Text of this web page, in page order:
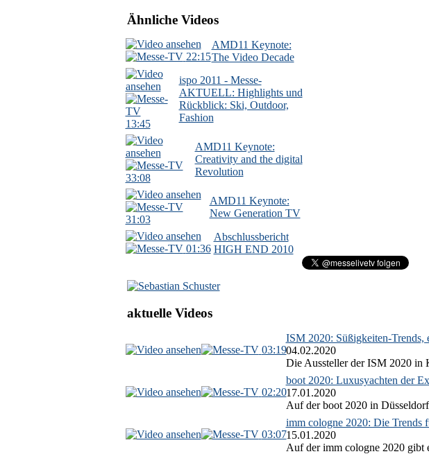
Ähnliche Videos
22:15
AMD11 Keynote:
The Video Decade
13:45
ispo 2011 - Messe-
AKTUELL: Highlights und
Rückblick: Ski, Outdoor,
Fashion
33:08
AMD11 Keynote:
Creativity and the digital
Revolution
31:03
AMD11 Keynote:
New Generation TV
01:36
Abschlussbericht
HIGH END 2010
aktuelle Videos
03:19
ISM 2020: Süßigkeiten-Trends,
04.02.2020
Die Aussteller der ISM 2020 in
02:20
boot 2020: Luxusyachten der
17.01.2020
Auf der boot 2020 in
03:07
imm cologne 2020: Die Trends
15.01.2020
Auf der imm cologne 2020 gibt